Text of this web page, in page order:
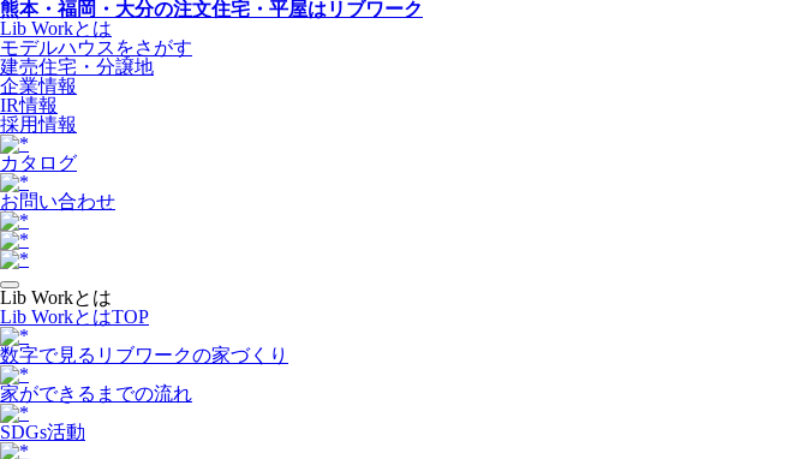
熊本・福岡・大分の注文住宅・平屋はリブワーク
Lib Workとは
モデルハウスをさがす
建売住宅・分譲地
企業情報
IR情報
採用情報
カタログ
お問い合わせ
Lib Workとは
Lib WorkとはTOP
数字で⾒るリブワークの家づくり
家ができるまでの流れ
SDGs活動